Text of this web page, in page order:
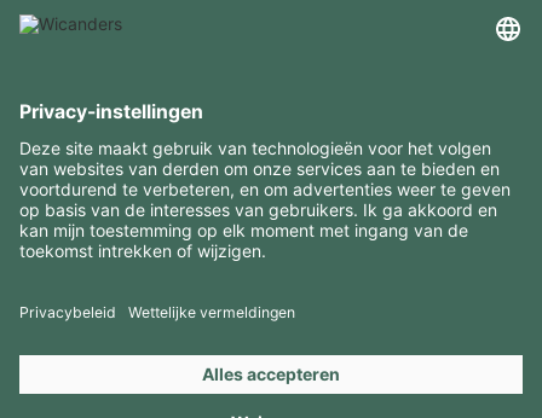
INTERESSANTE INFORMATIE
MIDDELEN
CONTACTEN